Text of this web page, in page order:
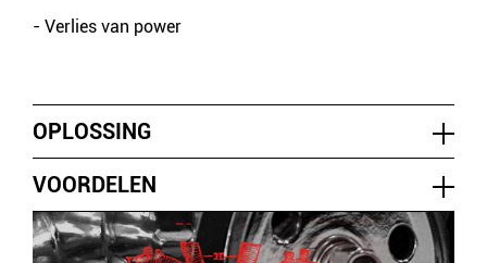
- Verlies van power
OPLOSSING
VOORDELEN